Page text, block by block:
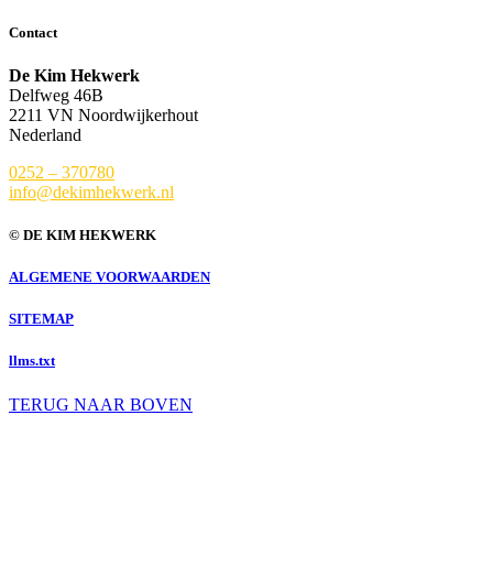
Contact
De Kim Hekwerk
Delfweg 46B
2211 VN Noordwijkerhout
Nederland
0252 – 370780
info@dekimhekwerk.nl
© DE KIM HEKWERK
ALGEMENE VOORWAARDEN
SITEMAP
llms.txt
TERUG NAAR BOVEN